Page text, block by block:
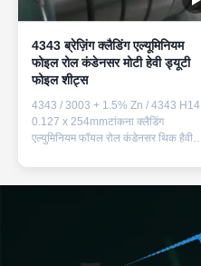
4343 ब्रेज़िंग क्लैडिंग एल्यूमिनियम
फोइल रोल कंडेनसर मोटी हेवी ड्यूटी
फोइल शीट्स
4343 / 3003 + 1.5% Zn / 4343 H14
0.127 x 254mmटांकना क्लैडिंग
एल्युमिनियम फॉयल रोल कंडेनसर थिक हैवी
विवरण मुख्य सामग्री की रासायनिक संरचना,
एल्यूमीनियम मिश्र धातु के बारे में क्लैडिंग